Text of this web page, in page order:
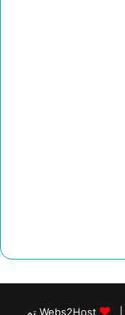
Webs2Host تم